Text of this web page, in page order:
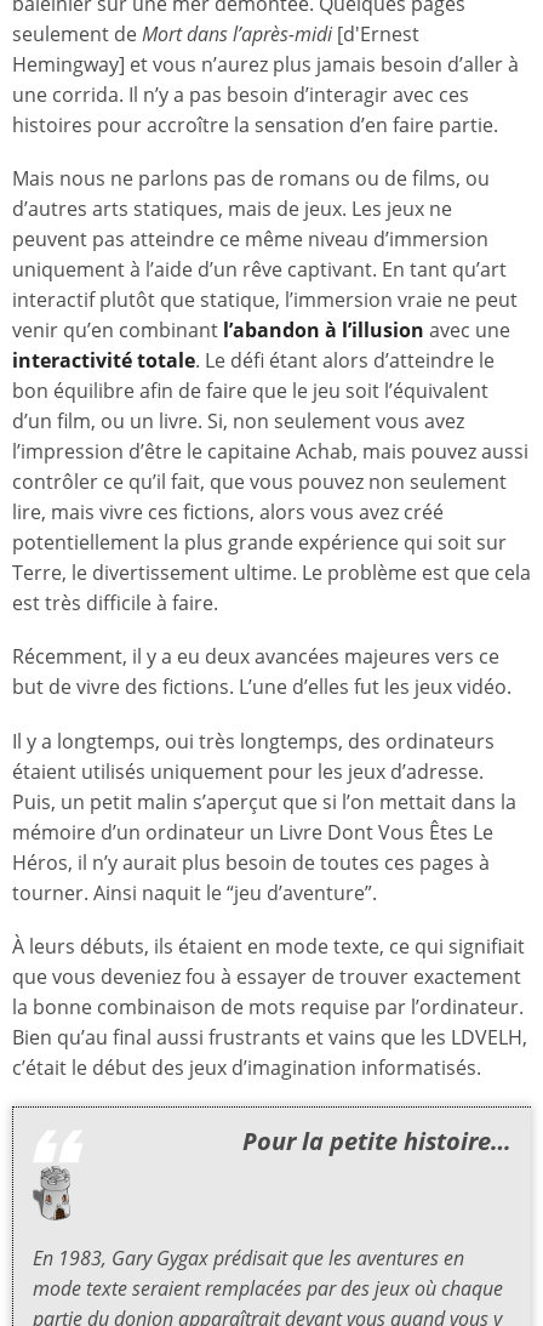
seulement deMort dans l’après-midi[d'Ernest
Hemingway] et vous n’aurez plus jamais besoin d’aller à
une corrida. Il n’y a pas besoin d’interagir avec ces
histoires pour accroître la sensation d’en faire partie.
Mais nous ne parlons pas de romans ou de films, ou
d’autres arts statiques, mais de jeux. Les jeux ne
peuvent pas atteindre ce même niveau d’immersion
uniquement à l’aide d’un rêve captivant. En tant qu’art
interactif plutôt que statique, l’immersion vraie ne peut
venir qu’en combinant l’abandon à l’illusion avec une
interactivité totale. Le défi étant alors d’atteindre le
bon équilibre afin de faire que le jeu soit l’équivalent
d’un film, ou un livre. Si, non seulement vous avez
l’impression d’être le capitaine Achab, mais pouvez aussi
contrôler ce qu’il fait, que vous pouvez non seulement
lire, mais vivre ces fictions, alors vous avez créé
potentiellement la plus grande expérience qui soit sur
Terre, le divertissement ultime. Le problème est que cela
est très difficile à faire.
Récemment, il y a eu deux avancées majeures vers ce
but de vivre des fictions. L’une d’elles fut les jeux vidéo.
Il y a longtemps, oui très longtemps, des ordinateurs
étaient utilisés uniquement pour les jeux d’adresse.
Puis, un petit malin s’aperçut que si l’on mettait dans la
mémoire d’un ordinateur un Livre Dont Vous Êtes Le
Héros, il n’y aurait plus besoin de toutes ces pages à
tourner. Ainsi naquit le “jeu d’aventure”.
À leurs débuts, ils étaient en mode texte, ce qui signifiait
que vous deveniez fou à essayer de trouver exactement
la bonne combinaison de mots requise par l’ordinateur.
Bien qu’au final aussi frustrants et vains que les LDVELH,
c’était le début des jeux d’imagination informatisés.
Pour la petite histoire…
En 1983, Gary Gygax prédisait que les aventures en
mode texte seraient remplacées par des jeux où chaque
partie du donjon apparaîtrait devant vous quand vous y